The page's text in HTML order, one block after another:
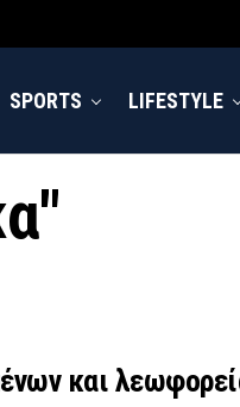
SPORTS LIFESTYLE
και